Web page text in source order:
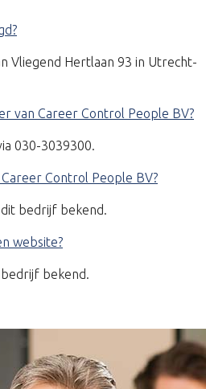
Vliegend Hertlaan 93 in Utrecht-
van Career Control People BV?
030-3039300.
Control People BV?
dit bedrijf bekend.
website?
bekend.